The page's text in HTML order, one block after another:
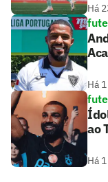
Há
Há
ao
Há